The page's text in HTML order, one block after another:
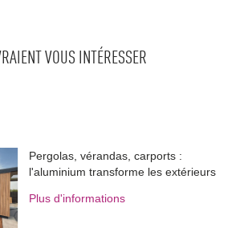
VOUS INTÉRESSER
Pergolas, vérandas, carports :
l'aluminium transforme les extérieurs
Plus d'informations